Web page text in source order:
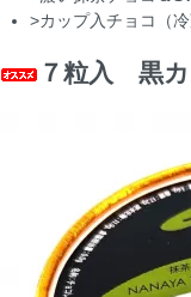
>カップ入チョコ（冷
７粒入 黒